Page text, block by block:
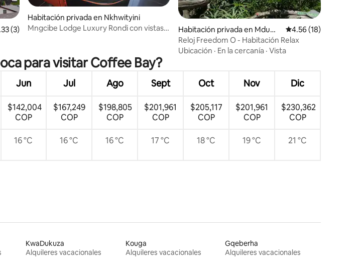
promedio: 4.33 de 5, 3 reseñas
(3)
Habitación privada en Nkhwityini
Mngcibe Lodge Luxury Rondi con vistas
Habitación privada en Mdumb
i
Calificación
4.56 (18)
Reloj Freedom O - Habitación Relax
Ubicación · En la cercanía · Vista
para visitar Coffee Bay?
Jun Jul Ago Sept Oct Nov Dic
$142,004
COP
$167,249
COP
$198,805
COP
$201,961
COP
$205,117
COP
$201,961
COP
$230,362
COP
16 °C 16 °C 16 °C 17 °C 18 °C 19 °C 21 °C
KwaDukuza
Alquileres vacacionales
Kouga
Alquileres vacacionales
Gqeberha
Alquileres vacacionales